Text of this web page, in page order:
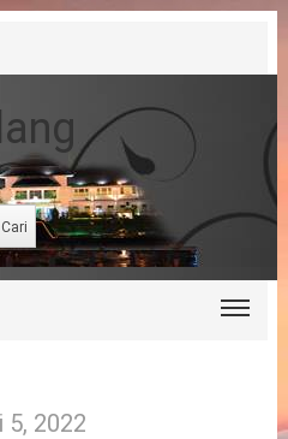
5, 2022